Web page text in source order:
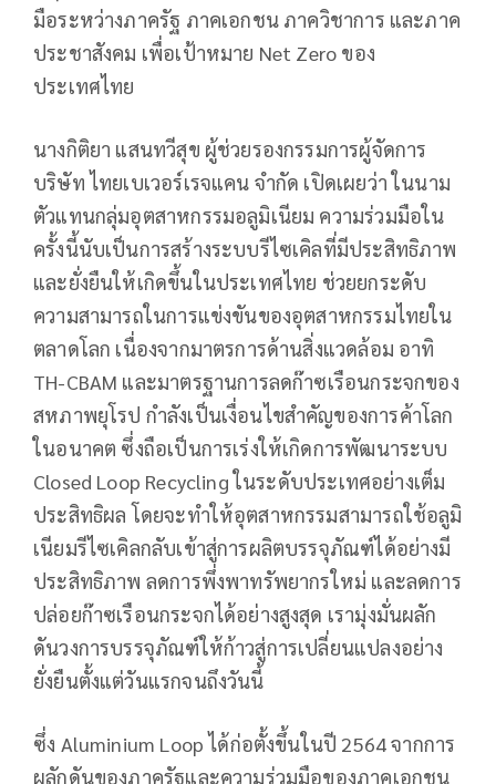
มือระหว่างภาครัฐ ภาคเอกชน ภาควิชาการ และภาค
ประชาสังคม เพื่อเป้าหมาย Net Zero ของ
ประเทศไทย
นางกิติยา แสนทวีสุข ผู้ช่วยรองกรรมการผู้จัดการ
บริษัท ไทยเบเวอร์เรจแคน จำกัด เปิดเผยว่า ในนาม
ตัวแทนกลุ่มอุตสาหกรรมอลูมิเนียม ความร่วมมือใน
ครั้งนี้นับเป็นการสร้างระบบรีไซเคิลที่มีประสิทธิภาพ
และยั่งยืนให้เกิดขึ้นในประเทศไทย ช่วยยกระดับ
ความสามารถในการแข่งขันของอุตสาหกรรมไทยใน
ตลาดโลก เนื่องจากมาตรการด้านสิ่งแวดล้อม อาทิ
TH-CBAM และมาตรฐานการลดก๊าซเรือนกระจกของ
สหภาพยุโรป กำลังเป็นเงื่อนไขสำคัญของการค้าโลก
ในอนาคต ซึ่งถือเป็นการเร่งให้เกิดการพัฒนาระบบ
Closed Loop Recycling ในระดับประเทศอย่างเต็ม
ประสิทธิผล โดยจะทำให้อุตสาหกรรมสามารถใช้อลูมิ
เนียมรีไซเคิลกลับเข้าสู่การผลิตบรรจุภัณฑ์ได้อย่างมี
ประสิทธิภาพ ลดการพึ่งพาทรัพยากรใหม่ และลดการ
ปล่อยก๊าซเรือนกระจกได้อย่างสูงสุด เรามุ่งมั่นผลัก
ดันวงการบรรจุภัณฑ์ให้ก้าวสู่การเปลี่ยนแปลงอย่าง
ยั่งยืนตั้งแต่วันแรกจนถึงวันนี้
ซึ่ง Aluminium Loop ได้ก่อตั้งขึ้นในปี 2564 จากการ
ผลักดันของภาครัฐและความร่วมมือของภาคเอกชน